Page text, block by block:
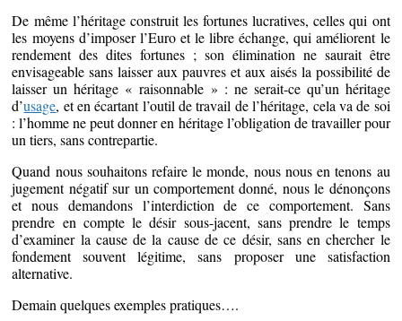
De même l’héritage construit les fortunes lucratives, celles qui ont
les moyens d’imposer l’Euro et le libre échange, qui améliorent le
rendement des dites fortunes ; son élimination ne saurait être
envisageable sans laisser aux pauvres et aux aisés la possibilité de
laisser un héritage « raisonnable » : ne serait-ce qu’un héritage
d’usage, et en écartant l’outil de travail de l’héritage, cela va de soi
: l’homme ne peut donner en héritage l’obligation de travailler pour
un tiers, sans contrepartie.
Quand nous souhaitons refaire le monde, nous nous en tenons au
jugement négatif sur un comportement donné, nous le dénonçons
et nous demandons l’interdiction de ce comportement. Sans
prendre en compte le désir sous-jacent, sans prendre le temps
d’examiner la cause de la cause de ce désir, sans en chercher le
fondement souvent légitime, sans proposer une satisfaction
alternative.
Demain quelques exemples pratiques….